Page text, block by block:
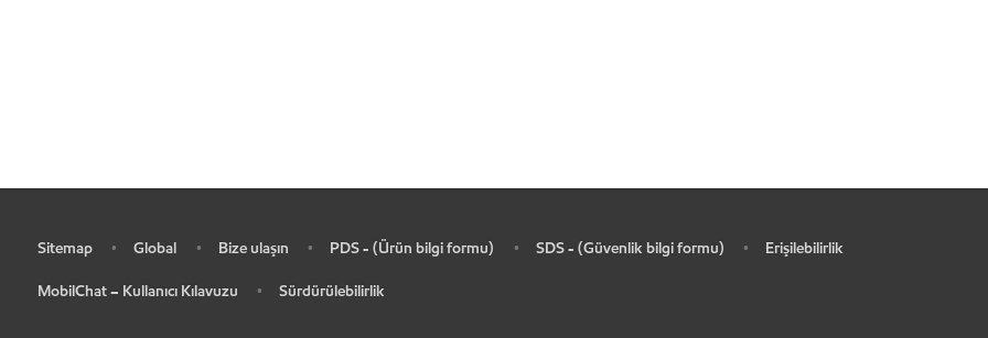
Sitemap • Global • Bize ulaşın • PDS - (Ürün bilgi formu) • SDS - (Güvenlik bilgi formu) • Erişilebilirlik
MobilChat – Kullanıcı Kılavuzu • Sürdürülebilirlik